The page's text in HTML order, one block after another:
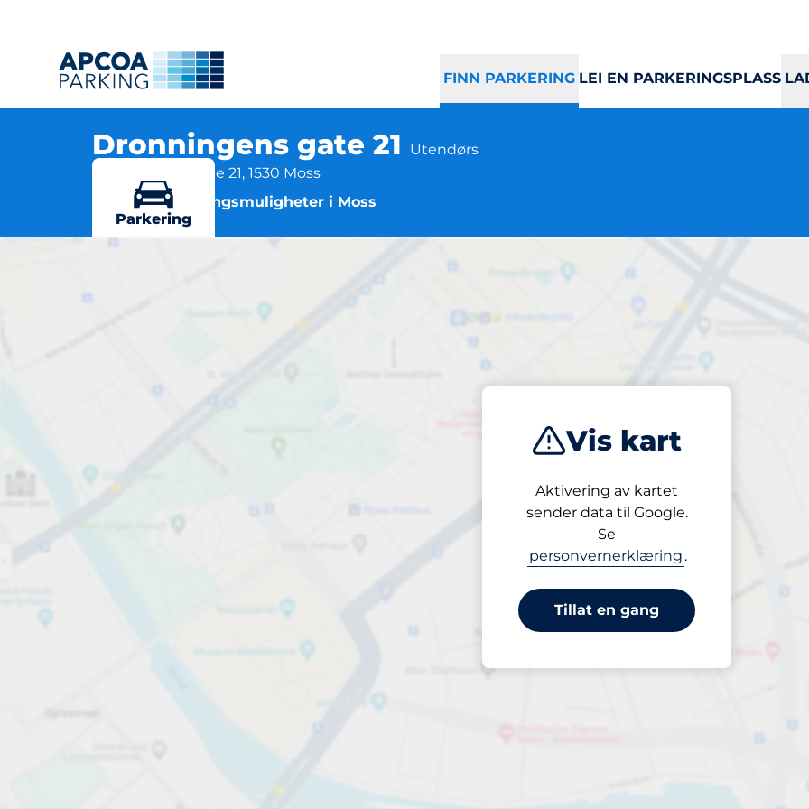
FINN PARKERING LEI EN PARKERINGSPLASS
Dronningens gate 21
Utendørs
Dronningens gate 21, 1530 Moss
Flere parkeringsmuligheter i Moss
Vis kart
Aktivering av kartet
sender data til Google.
Se
personvernerklæring .
Tillat en gang
Parkering
Dronningens gate 21
Åpen nå